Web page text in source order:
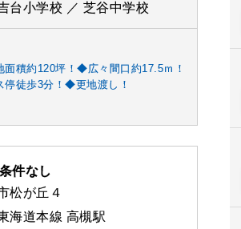
台小学校 ／ 芝谷中学校
積約120坪！◆広々間口約17.5ｍ！
徒歩3分！◆更地渡し！
件なし
松が丘４
海道本線 高槻駅